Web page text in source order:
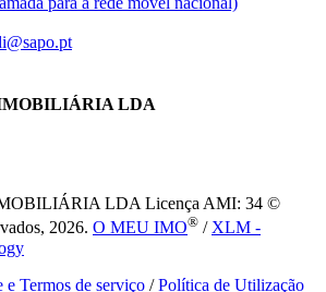
LDA
LDA Licença AMI: 34 ©
2026. O MEU IMO® /XLM -
Termos de serviço /Política de Utilização